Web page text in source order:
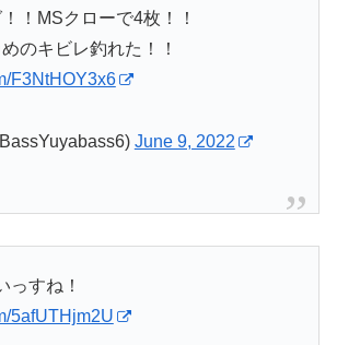
！MSクローで4枚！！
のキビレ釣れた！！
F3NtHOY3x6
June 9, 2022
っすね！
5afUTHjm2U